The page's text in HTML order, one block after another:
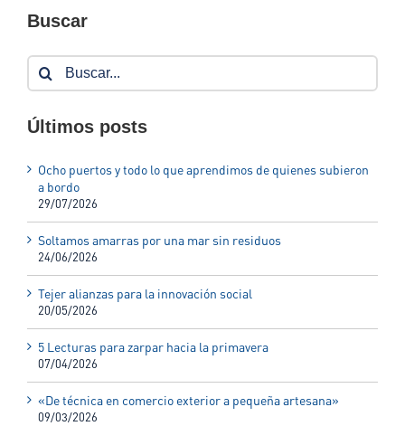
Buscar
Buscar:
Últimos posts
Ocho puertos y todo lo que aprendimos de quienes subieron
a bordo
29/07/2026
Soltamos amarras por una mar sin residuos
24/06/2026
Tejer alianzas para la innovación social
20/05/2026
5 Lecturas para zarpar hacia la primavera
07/04/2026
«De técnica en comercio exterior a pequeña artesana»
09/03/2026